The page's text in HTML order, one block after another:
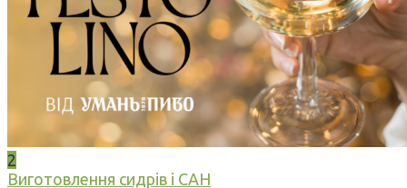
2
Виготовлення сидрів і САН